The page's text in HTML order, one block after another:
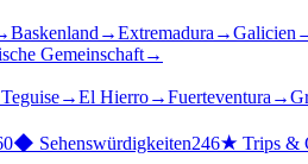
Baskenland →Extremadura →Galicien
Gemeinschaft→
→El Hierro→Fuerteventura →
◆ Sehenswürdigkeiten246★ Trips &